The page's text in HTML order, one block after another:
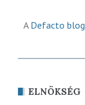
A Defacto blog
ELNÖKSÉG